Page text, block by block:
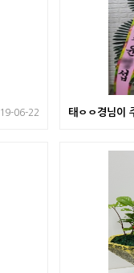
19-06-22
태ㅇㅇ경님이